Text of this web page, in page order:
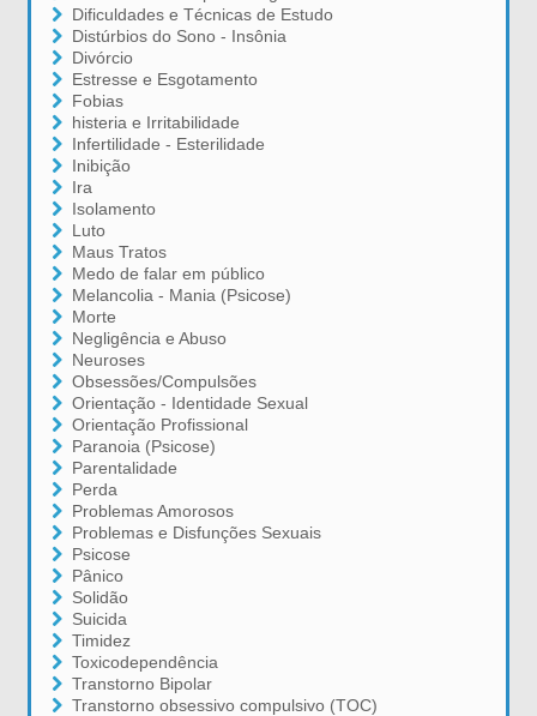
Dificuldades e Técnicas de Estudo
Distúrbios do Sono - Insônia
Divórcio
Estresse e Esgotamento
Fobias
histeria e Irritabilidade
Infertilidade - Esterilidade
Inibição
Ira
Isolamento
Luto
Maus Tratos
Medo de falar em público
Melancolia - Mania (Psicose)
Morte
Negligência e Abuso
Neuroses
Obsessões/Compulsões
Orientação - Identidade Sexual
Orientação Profissional
Paranoia (Psicose)
Parentalidade
Perda
Problemas Amorosos
Problemas e Disfunções Sexuais
Psicose
Pânico
Solidão
Suicida
Timidez
Toxicodependência
Transtorno Bipolar
Transtorno obsessivo compulsivo (TOC)